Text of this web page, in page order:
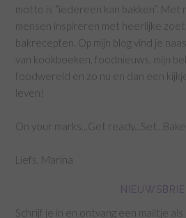
motto is “iedereen kan bakken”. Met
mensen inspireren met heerlijke
bakrecepten. Op mijn blog vind je
van kookboeken, foodnieuws, mijn
foodwereld en zo nu en dan een
leven!
On your marks...Get ready...Set...Bake
Liefs, Marina
Schrijf je in en ontvang een mailtje